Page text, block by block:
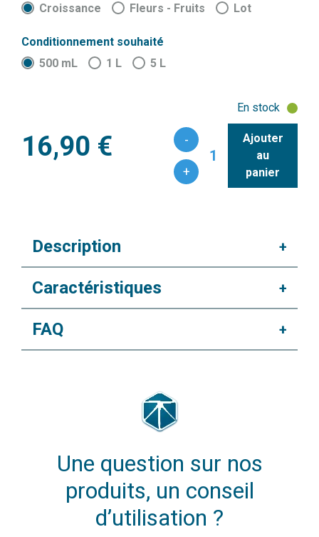
Croissance
Fleurs - Fruits Lot
Conditionnement souhaité
500 mL
1 L 5 L
16,90 €
En stock
Ajouter
au
panier
-
+
1
Description +
Caractéristiques +
FAQ +
Une question sur nos
produits, un conseil
d’utilisation ?